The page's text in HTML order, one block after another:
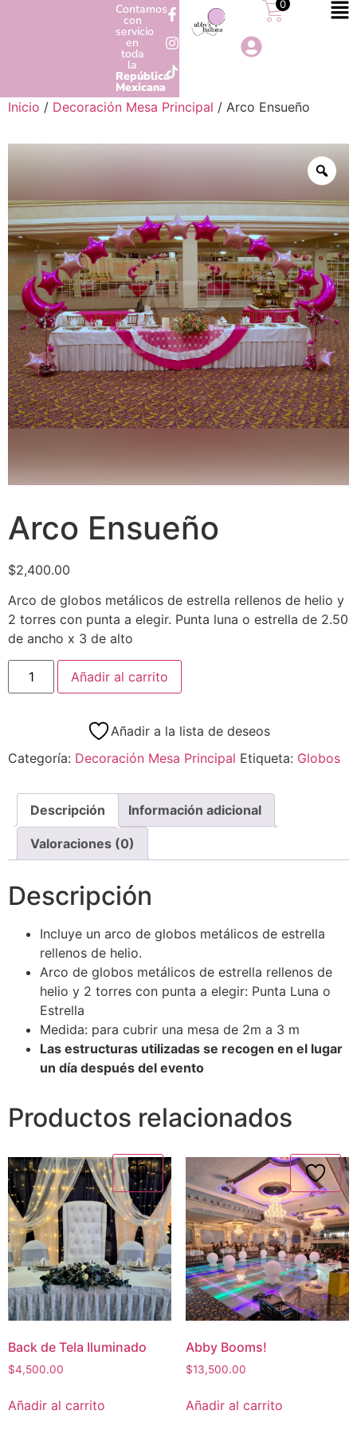
Contamos
con
servicio
en
toda
la
República
Mexicana
0
Inicio / Decoración Mesa Principal / Arco Ensueño
Arco Ensueño
$2,400.00
Arco de globos metálicos de estrella rellenos de helio y
2 torres con punta a elegir. Punta luna o estrella de 2.50
de ancho x 3 de alto
Añadir al carrito
Añadir a la lista de deseos
Categoría: Decoración Mesa Principal Etiqueta: Globos
Descripción Información adicional
Valoraciones (0)
Descripción
Incluye un arco de globos metálicos de estrella
rellenos de helio.
Arco de globos metálicos de estrella rellenos de
helio y 2 torres con punta a elegir: Punta Luna o
Estrella
Medida: para cubrir una mesa de 2m a 3 m
Las estructuras utilizadas se recogen en el lugar
un día después del evento
Productos relacionados
Back de Tela Iluminado
$4,500.00
Añadir al carrito
Abby Booms!
$13,500.00
Añadir al carrito